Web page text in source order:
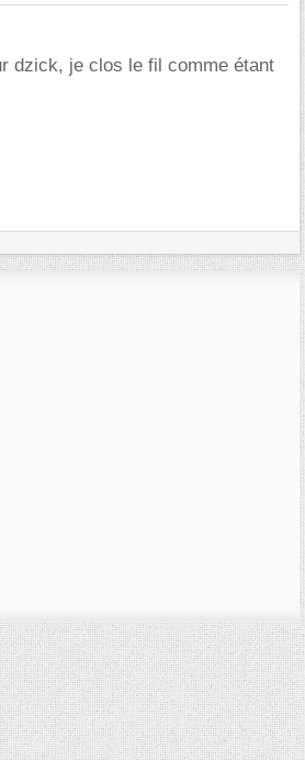
dzick, je clos le fil comme étant